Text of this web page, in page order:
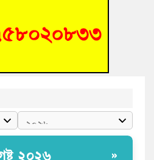
মেডিকেলের ক্যান্টিনে অবরুদ্ধ জবি
২০২৬ »